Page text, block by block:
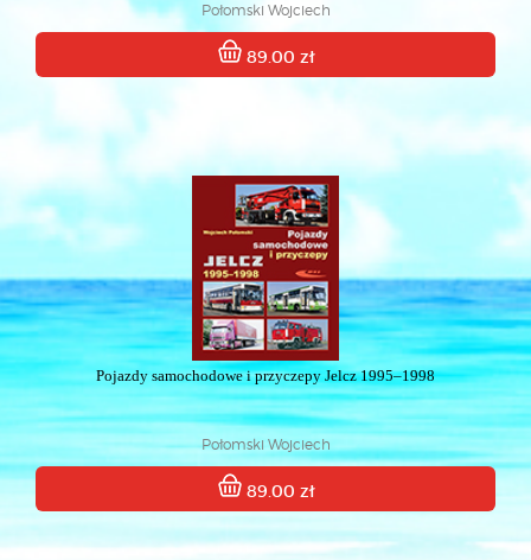
Połomski Wojciech
89.00 zł
Pojazdy samochodowe i przyczepy Jelcz 1995–1998
Połomski Wojciech
89.00 zł